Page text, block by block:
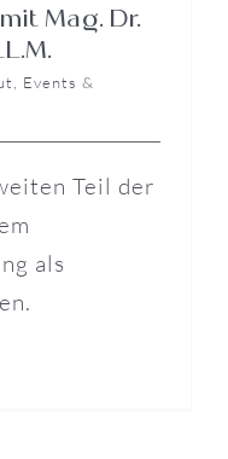
Mag. Dr.
Events &
Teil der
als